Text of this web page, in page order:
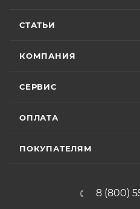
СТАТЬИ
КОМПАНИЯ
СЕРВИС
ОПЛАТА
ПОКУПАТЕЛЯМ
8 (800)